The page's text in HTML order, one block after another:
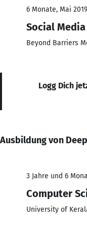
6 Monate, Mai
Social
Beyond Barriers
Logg Dich
Ausbildung von
3 Jahre und 6
Computer
University of